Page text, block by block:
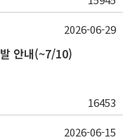
안내(~7/10)
16453
2026-06-29
2026-06-15